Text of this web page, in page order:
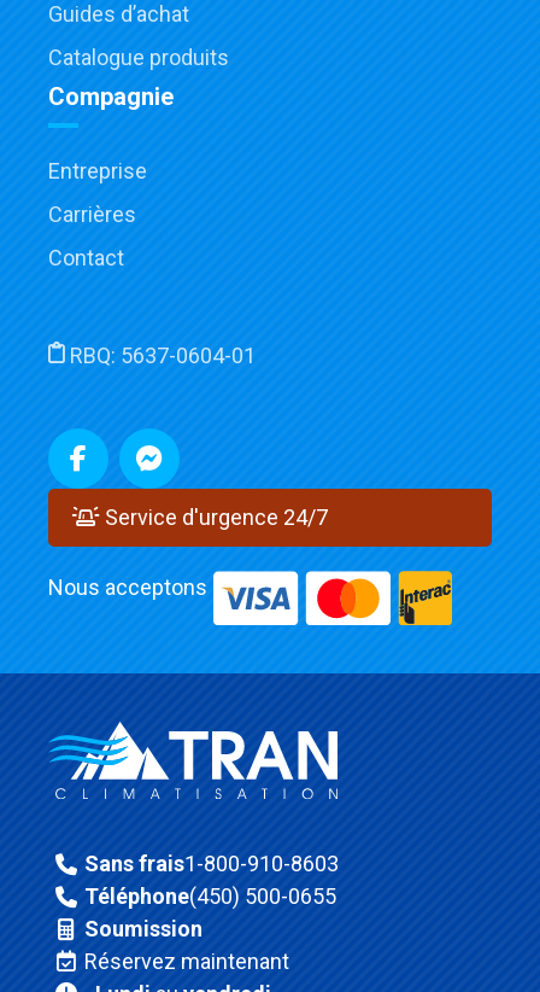
Guides d’achat
Catalogue produits
Compagnie
Entreprise
Carrières
Contact
RBQ: 5637-0604-01
Service d'urgence 24/7
Nous acceptons
Sans frais1-800-910-8603
Téléphone(450) 500-0655
Soumission
Réservez maintenant